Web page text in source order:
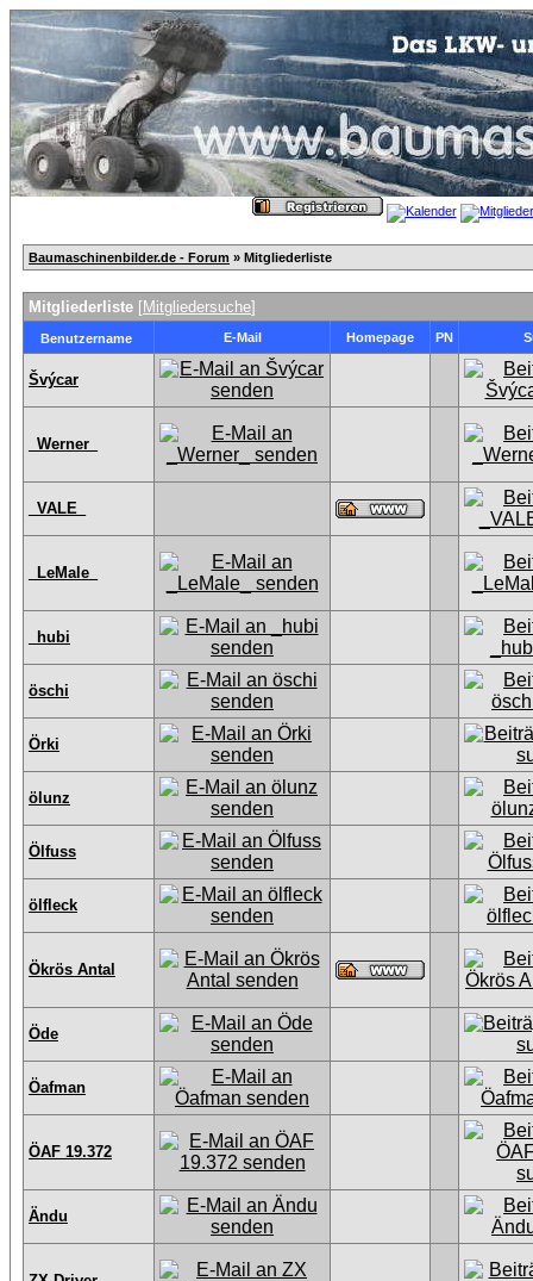
Baumaschinenbilder.de - Forum » Mitgliederliste
Mitgliederliste [Mitgliedersuche]
Benutzername E-Mail Homepage PN
Švýcar
_Werner_
_VALE_
_LeMale_
_hubi
öschi
Örki
ölunz
Ölfuss
ölfleck
Ökrös Antal
Öde
Öafman
ÖAF 19.372
Ändu